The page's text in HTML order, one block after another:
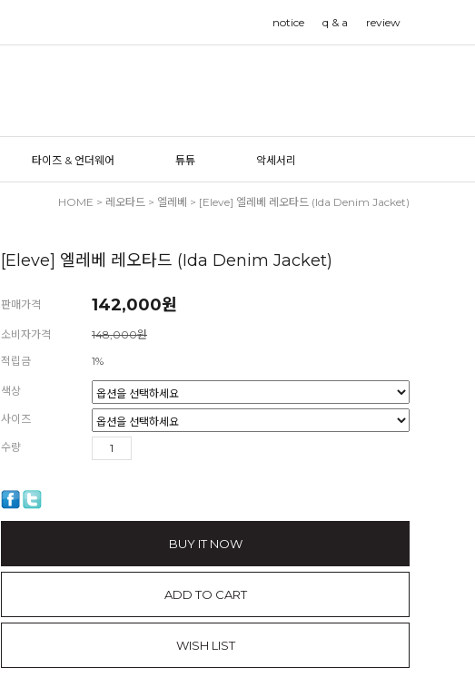
notice q & a review
타이즈 & 언더웨어 튜튜 악세서리
HOME > 레오타드 > 엘레베 > [Eleve] 엘레베 레오타드 (Ida Denim Jacket)
[Eleve] 엘레베 레오타드 (Ida Denim Jacket)
판매가격 142,000원
소비자가격
148,000원
적립금
1%
색상
사이즈
수량
BUY IT NOW
ADD TO CART
WISH LIST